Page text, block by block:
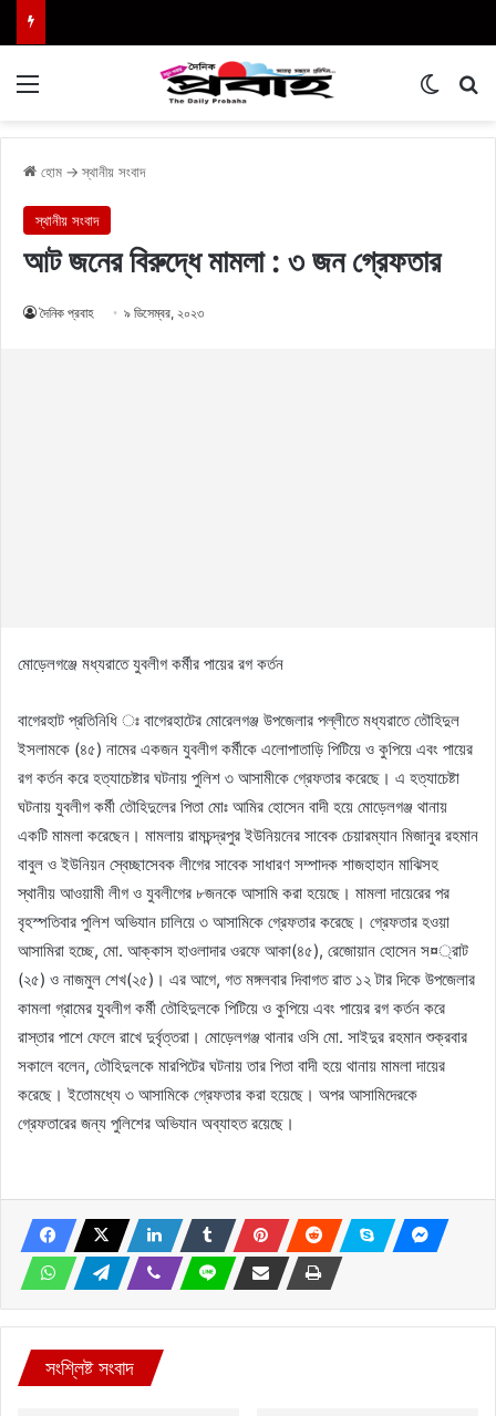
হোম → স্থানীয় সংবাদ
স্থানীয় সংবাদ
আট জনের বিরুদ্ধে মামলা : ৩ জন গ্রেফতার
দৈনিক প্রবাহ ৯ ডিসেম্বর, ২০২৩
মোড়েলগঞ্জে মধ্যরাতে যুবলীগ কর্মীর পায়ের রগ কর্তন
বাগেরহাট প্রতিনিধি ঃ বাগেরহাটের মোরেলগঞ্জ উপজেলার পল্লীতে মধ্যরাতে তৌহিদুল
ইসলামকে (৪৫) নামের একজন যুবলীগ কর্মীকে এলোপাতাড়ি পিটিয়ে ও কুপিয়ে এবং পায়ের
রগ কর্তন করে হত্যাচেষ্টার ঘটনায় পুলিশ ৩ আসামীকে গ্রেফতার করেছে। এ হত্যাচেষ্টা
ঘটনায় যুবলীগ কর্মী তৌহিদুলের পিতা মোঃ আমির হোসেন বাদী হয়ে মোড়েলগঞ্জ থানায়
একটি মামলা করেছেন। মামলায় রামচন্দ্রপুর ইউনিয়নের সাবেক চেয়ারম্যান মিজানুর রহমান
বাবুল ও ইউনিয়ন স্বেচ্ছাসেবক লীগের সাবেক সাধারণ সম্পাদক শাজহাহান মাঝিসহ
স্থানীয় আওয়ামী লীগ ও যুবলীগের ৮জনকে আসামি করা হয়েছে। মামলা দায়েরের পর
বৃহস্পতিবার পুলিশ অভিযান চালিয়ে ৩ আসামিকে গ্রেফতার করেছে। গ্রেফতার হওয়া
আসামিরা হচ্ছে, মো. আক্কাস হাওলাদার ওরফে আকা(৪৫), রেজোয়ান হোসেন স¤্রাট
(২৫) ও নাজমুল শেখ(২৫)। এর আগে, গত মঙ্গলবার দিবাগত রাত ১২ টার দিকে উপজেলার
কামলা গ্রামের যুবলীগ কর্মী তৌহিদুলকে পিটিয়ে ও কুপিয়ে এবং পায়ের রগ কর্তন করে
রাস্তার পাশে ফেলে রাখে দুর্বৃত্তরা। মোড়েলগঞ্জ থানার ওসি মো. সাইদুর রহমান শুক্রবার
সকালে বলেন, তৌহিদুলকে মারপিটের ঘটনায় তার পিতা বাদী হয়ে থানায় মামলা দায়ের
করেছে। ইতোমধ্যে ৩ আসামিকে গ্রেফতার করা হয়েছে। অপর আসামিদেরকে
গ্রেফতারের জন্য পুলিশের অভিযান অব্যাহত রয়েছে।
সংশ্লিষ্ট সংবাদ